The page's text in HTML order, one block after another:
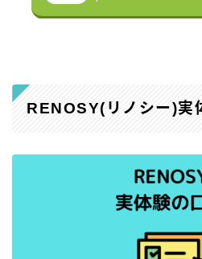
RENOSY(リノシー)実